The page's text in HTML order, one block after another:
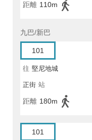
距離 110m
九巴/新巴
101
往 堅尼地城
正街 站
距離 180m
101